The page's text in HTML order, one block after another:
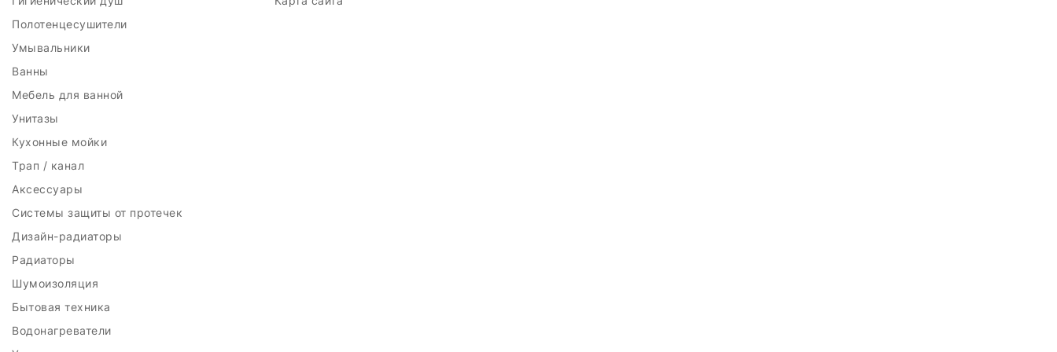
Полотенцесушители
Умывальники
Ванны
Мебель для ванной
Унитазы
Кухонные мойки
Трап / канал
Аксессуары
Системы защиты от протечек
Дизайн-радиаторы
Радиаторы
Шумоизоляция
Бытовая техника
Водонагреватели